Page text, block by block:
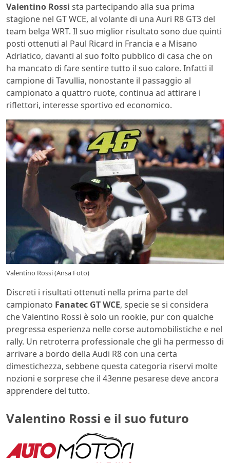
Valentino Rossi sta partecipando alla sua prima
stagione nel GT WCE, al volante di una Auri R8 GT3 del
team belga WRT. Il suo miglior risultato sono due quinti
posti ottenuti al Paul Ricard in Francia e a Misano
Adriatico, davanti al suo folto pubblico di casa che on
ha mancato di fare sentire tutto il suo calore. Infatti il
campione di Tavullia, nonostante il passaggio al
campionato a quattro ruote, continua ad attirare i
riflettori, interesse sportivo ed economico.
Valentino Rossi (Ansa Foto)
Discreti i risultati ottenuti nella prima parte del
campionato Fanatec GT WCE, specie se si considera
che Valentino Rossi è solo un rookie, pur con qualche
pregressa esperienza nelle corse automobilistiche e nel
rally. Un retroterra professionale che gli ha permesso di
arrivare a bordo della Audi R8 con una certa
dimestichezza, sebbene questa categoria riservi molte
nozioni e sorprese che il 43enne pesarese deve ancora
apprendere del tutto.
Valentino Rossi e il suo futuro